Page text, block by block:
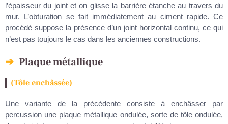
l’épaisseur du joint et on glisse la barrière étanche au travers du
mur. L’obturation se fait immédiatement au ciment rapide. Ce
procédé suppose la présence d’un joint horizontal continu, ce qui
n’est pas toujours le cas dans les anciennes constructions.
Plaque métallique
(Tôle enchâssée)
Une variante de la précédente consiste à enchâsser par
percussion une plaque métallique ondulée, sorte de tôle ondulée,